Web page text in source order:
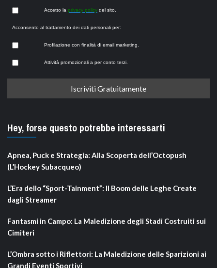
Accetto la privacy policy del sito.
Acconsento al trattamento dei dati personali per:
Profilazione con finalità di email marketing.
Attività promozionali a per conto terzi.
Hey, forse questo potrebbe interessarti
Apnea, Puck e Strategia: Alla Scoperta dell’Octopush
(L’Hockey Subacqueo)
L’Era dello “Sport-Tainment”: Il Boom delle Leghe Create
dagli Streamer
Fantasmi in Campo: La Maledizione degli Stadi Costruiti sui
Cimiteri
L’Ombra sotto i Riflettori: La Maledizione delle Sparizioni ai
Grandi Eventi Sportivi